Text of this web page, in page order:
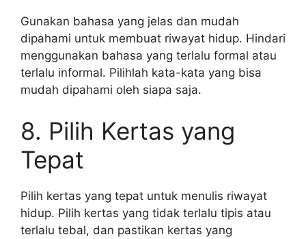
Gunakan bahasa yang jelas dan mudah
dipahami untuk membuat riwayat hidup. Hindari
menggunakan bahasa yang terlalu formal atau
terlalu informal. Pilihlah kata-kata yang bisa
mudah dipahami oleh siapa saja.
8. Pilih Kertas yang
Tepat
Pilih kertas yang tepat untuk menulis riwayat
hidup. Pilih kertas yang tidak terlalu tipis atau
terlalu tebal, dan pastikan kertas yang